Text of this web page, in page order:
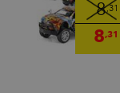
8,31
8,31